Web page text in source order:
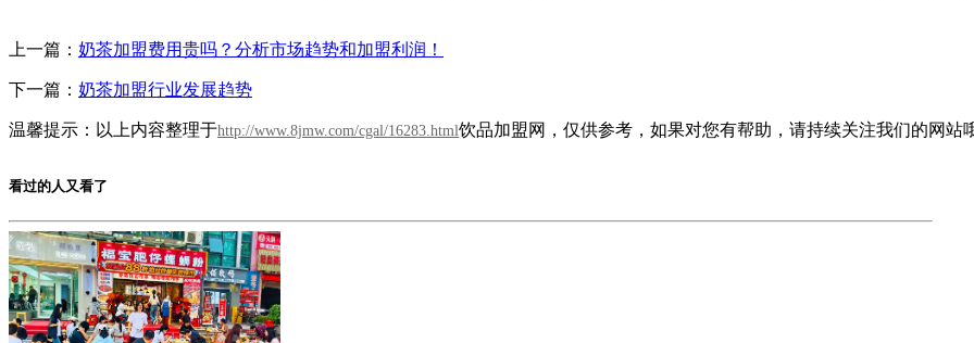
上一篇： 奶茶加盟费用贵吗？分析市场趋势和加盟利润！
下一篇： 奶茶加盟行业发展趋势
温馨提示：以上内容整理于http://www.8jmw.com/cgal/16283.html饮品加盟网，仅供参考，如果对您有帮助，请持续关注我们的网站
看过的人又看了